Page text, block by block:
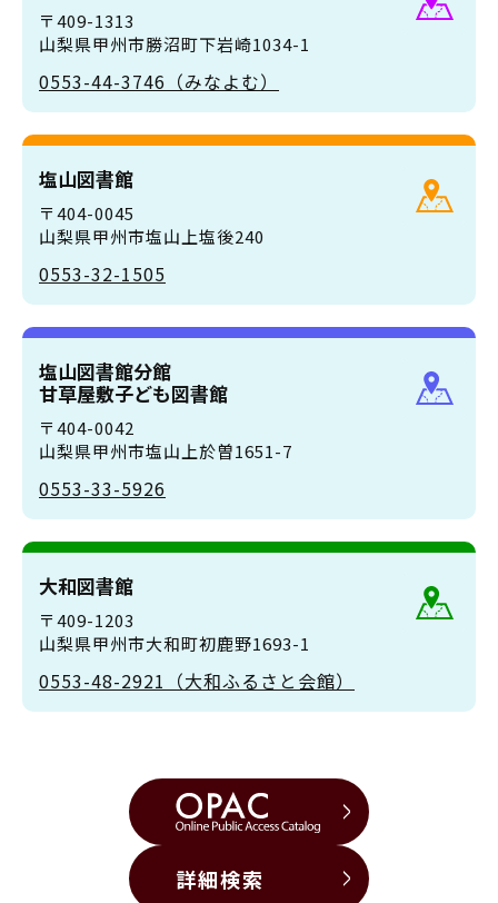
〒409-1313
山梨県甲州市勝沼町下岩崎1034-1
0553-44-3746（みなよむ）
塩山図書館
〒404-0045
山梨県甲州市塩山上塩後240
0553-32-1505
塩山図書館分館
甘草屋敷子ども図書館
〒404-0042
山梨県甲州市塩山上於曽1651-7
0553-33-5926
大和図書館
〒409-1203
山梨県甲州市大和町初鹿野1693-1
0553-48-2921（大和ふるさと会館）
詳細検索